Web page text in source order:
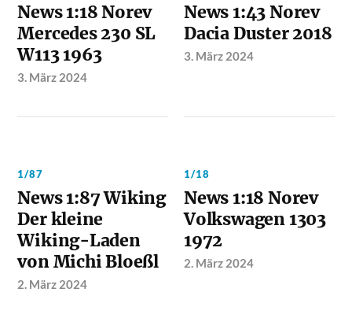
News 1:18 Norev
Mercedes 230 SL
W113 1963
3. März 2024
News 1:43 Norev
Dacia Duster 2018
3. März 2024
1/87
News 1:87 Wiking
Der kleine
Wiking-Laden
von Michi Bloeßl
2. März 2024
1/18
News 1:18 Norev
Volkswagen 1303
1972
2. März 2024